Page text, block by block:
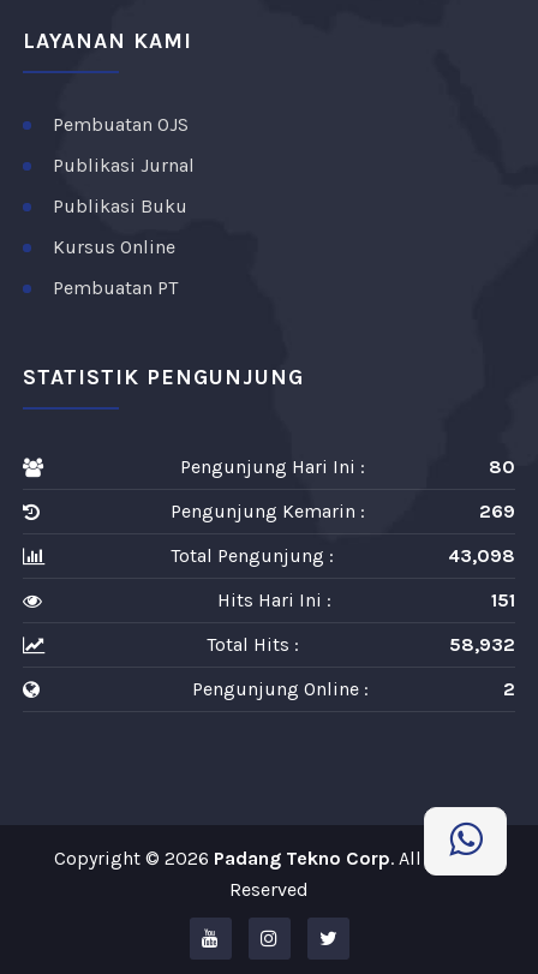
LAYANAN KAMI
Pembuatan OJS
Publikasi Jurnal
Publikasi Buku
Kursus Online
Pembuatan PT
STATISTIK PENGUNJUNG
Pengunjung Hari Ini :
80
Pengunjung Kemarin :
269
Total Pengunjung :
43,098
Hits Hari Ini :
151
Total Hits :
58,932
Pengunjung Online :
2
Copyright © 2026 Padang Tekno Corp. All Rights
Reserved